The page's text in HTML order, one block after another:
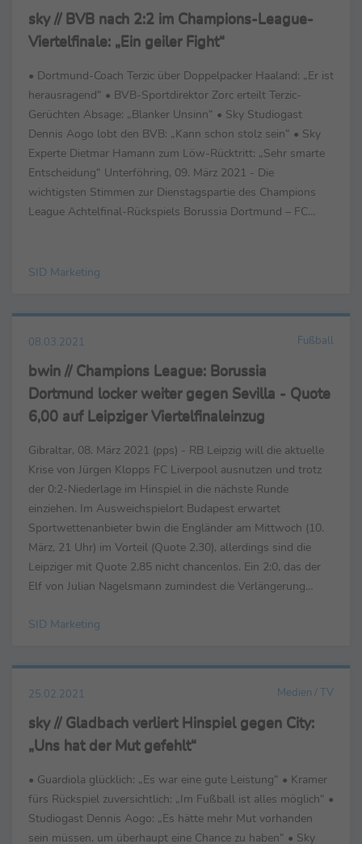
sky // BVB nach 2:2 im Champions-League-
Viertelfinale: „Ein geiler Fight“
• Dortmund-Coach Terzic über Doppelpacker Haaland: „Er ist
herausragend“ • BVB-Sportdirektor Zorc erteilt Terzic-
Gerüchten Absage: „Blanker Unsinn“ • Sky Studiogast
Dennis Aogo lobt den BVB: „Kann schon stolz sein“ • Sky
Experte Dietmar Hamann zum Löw-Rücktritt: „Sehr smarte
Entscheidung“ Unterföhring, 09. März 2021 - Die
wichtigsten Stimmen zur Dienstagspartie des Champions
League Achtelfinal-Rückspiels Borussia Dortmund – FC
SID Marketing
08.03.2021 Fußball
bwin // Champions League: Borussia
Dortmund locker weiter gegen Sevilla - Quote
6,00 auf Leipziger Viertelfinaleinzug
Gibraltar, 08. März 2021 (pps) - RB Leipzig will die aktuelle
Krise von Jürgen Klopps FC Liverpool ausnutzen und trotz
der 0:2-Niederlage im Hinspiel in die nächste Runde
einziehen. Im Ausweichspielort Budapest erwartet
Sportwettenanbieter bwin die Engländer am Mittwoch (10.
März, 21 Uhr) im Vorteil (Quote 2,30), allerdings sind die
Leipziger mit Quote 2,85 nicht chancenlos. Ein 2:0, das der
Elf von Julian Nagelsmann zumindest die Verlängerung
SID Marketing
25.02.2021 Medien / TV
sky // Gladbach verliert Hinspiel gegen City:
„Uns hat der Mut gefehlt“
• Guardiola glücklich: „Es war eine gute Leistung“ • Kramer
fürs Rückspiel zuversichtlich: „Im Fußball ist alles möglich“ •
Studiogast Dennis Aogo: „Es hätte mehr Mut vorhanden
sein müssen, um überhaupt eine Chance zu haben“ • Sky